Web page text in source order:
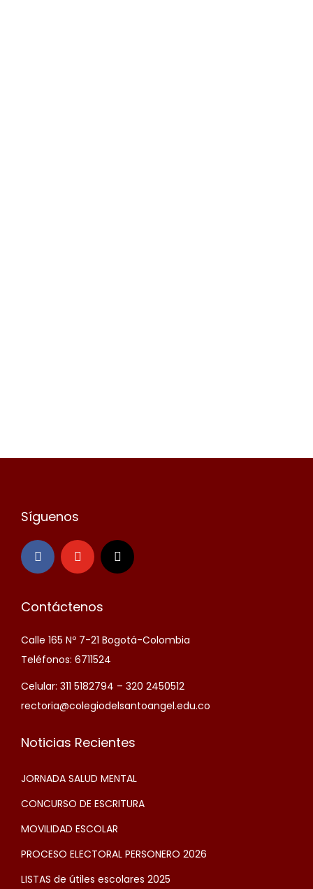
Síguenos
Contáctenos
Calle 165 Nº 7-21 Bogotá-Colombia
Teléfonos: 6711524
Celular: 311 5182794 – 320 2450512
rectoria@colegiodelsantoangel.edu.co
Noticias Recientes
JORNADA SALUD MENTAL
CONCURSO DE ESCRITURA
MOVILIDAD ESCOLAR
PROCESO ELECTORAL PERSONERO 2026
LISTAS de útiles escolares 2025